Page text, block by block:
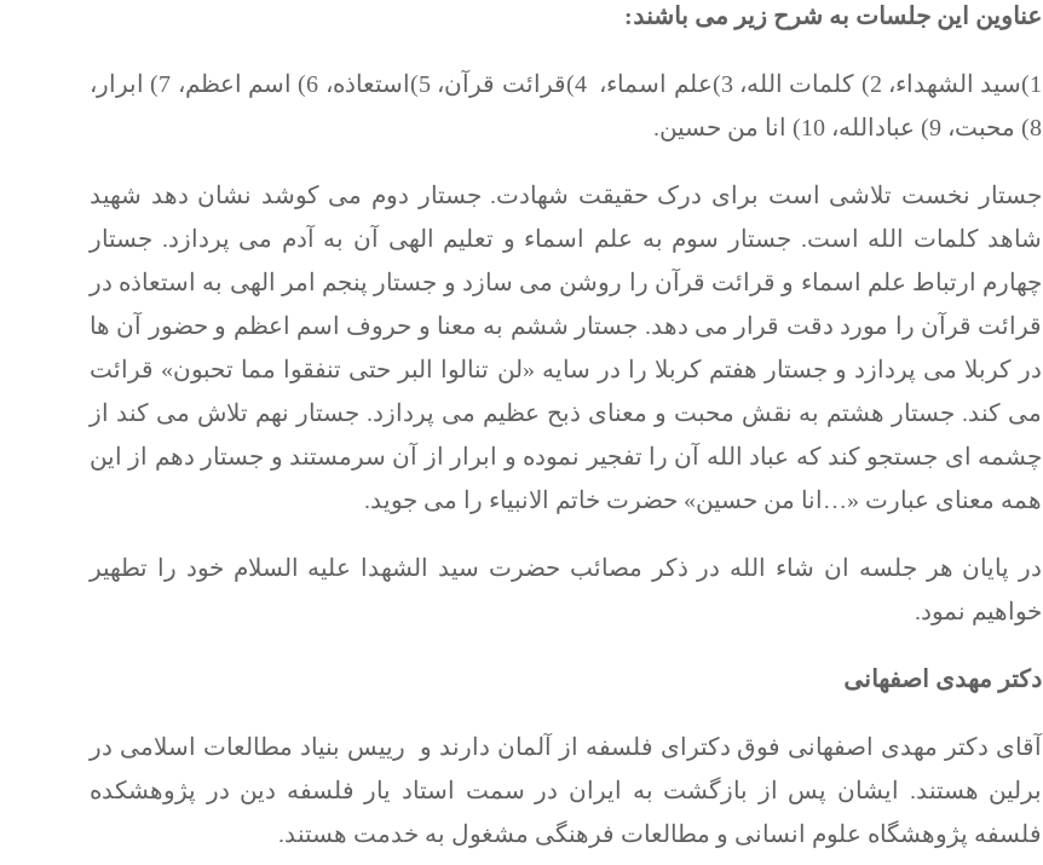
عناوین این جلسات به شرح زیر می باشند:
1)سید الشهداء، 2) کلمات الله، 3)علم اسماء، 4)قرائت قرآن، 5)استعاذه، 6) اسم اعظم، 7) ابرار،
8) محبت، 9) عبادالله، 10) انا من حسین.
جستار نخست تلاشی است برای درک حقیقت شهادت. جستار دوم می کوشد نشان دهد شهید
شاهد کلمات الله است. جستار سوم به علم اسماء و تعلیم الهی آن به آدم می پردازد. جستار
چهارم ارتباط علم اسماء و قرائت قرآن را روشن می سازد و جستار پنجم امر الهی به استعاذه در
قرائت قرآن را مورد دقت قرار می دهد. جستار ششم به معنا و حروف اسم اعظم و حضور آن ها
در کربلا می پردازد و جستار هفتم کربلا را در سایه «لن تنالوا البر حتی تنفقوا مما تحبون» قرائت
می کند. جستار هشتم به نقش محبت و معنای ذبح عظیم می پردازد. جستار نهم تلاش می کند از
چشمه ای جستجو کند که عباد الله آن را تفجیر نموده و ابرار از آن سرمستند و جستار دهم از این
همه معنای عبارت «…انا من حسین» حضرت خاتم الانبیاء را می جوید.
در پایان هر جلسه ان شاء الله در ذکر مصائب حضرت سید الشهدا علیه السلام خود را تطهیر
خواهیم نمود.
دکتر مهدی اصفهانی
آقای دکتر مهدی اصفهانی فوق دکترای فلسفه از آلمان دارند و رییس بنیاد مطالعات اسلامی در
برلین هستند. ایشان پس از بازگشت به ایران در سمت استاد یار فلسفه دین در پژوهشکده
فلسفه پژوهشگاه علوم انسانی و مطالعات فرهنگی مشغول به خدمت هستند.